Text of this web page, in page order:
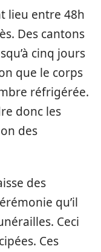
lieu entre 48h
Des cantons
cinq jours
que le corps
réfrigérée.
donc les
des
des
qu’il
Ceci
Ces